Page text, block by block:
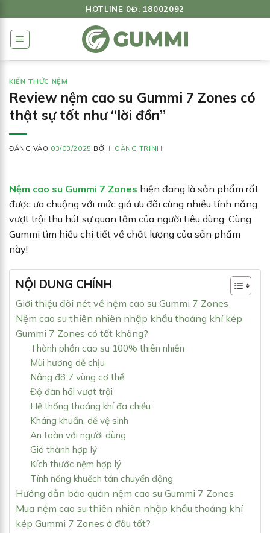
qua
dung
HOTLINE 0Đ: 18002092
KIẾN THỨC NỆM
Review nệm cao su Gummi 7 Zones có
thật sự tốt như “lời đồn”
ĐĂNG VÀO 03/03/2025 BỞI HOÀNG TRINH
Nệm cao su Gummi 7 Zones hiện đang là sản phẩm rất
được ưa chuộng với mức giá ưu đãi cùng nhiều tính năng
vượt trội thu hút sự quan tâm của người tiêu dùng. Cùng
Gummi tìm hiểu chi tiết về chất lượng của sản phẩm
này!
NỘI DUNG CHÍNH
Giới thiệu đôi nét về nệm cao su Gummi 7 Zones
Nệm cao su thiên nhiên nhập khẩu thoáng khí kép
Gummi 7 Zones có tốt không?
Thành phần cao su 100% thiên nhiên
Mùi hương dễ chịu
Nâng đỡ 7 vùng cơ thể
Độ đàn hồi vượt trội
Hệ thống thoáng khí đa chiều
Kháng khuẩn, dễ vệ sinh
An toàn với người dùng
Giá thành hợp lý
Kích thước nệm hợp lý
Tính năng khuếch tán chuyển động
Hướng dẫn bảo quản nệm cao su Gummi 7 Zones
Mua nệm cao su thiên nhiên nhập khẩu thoáng khí
kép Gummi 7 Zones ở đâu tốt?